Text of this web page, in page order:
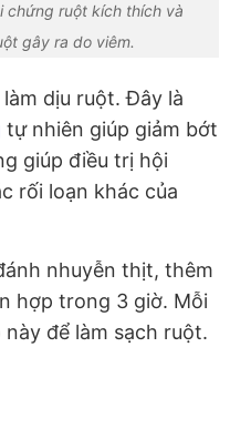
chứng ruột kích thích và
gây ra do viêm.
dịu ruột. Đây là
tự nhiên giúp giảm bớt
giúp điều trị hội
rối loạn khác của
nhuyễn thịt, thêm
hợp trong 3 giờ. Mỗi
để làm sạch ruột.